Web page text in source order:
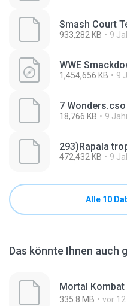
Smash Court
933,282 KB 9
WWE
1,454,656 KB 9
7 Wonders.cso
18,766 KB 9
293)Rapala
472,432 KB 9
Alle 10
Das könnte Ihnen auch
335.8 MB vor